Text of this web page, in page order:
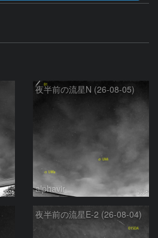
夜半前の流星N (26-08-05)
alphavir
夜半前の流星E-2 (26-08-04)